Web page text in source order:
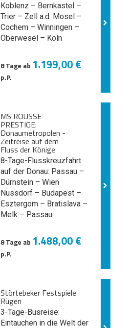
Koblenz – Bernkastel –
Trier – Zell a.d. Mosel –
Cochem – Winningen –
Oberwesel – Köln
8 Tage ab 1.199,00 €
p.P.
MS ROUSSE
PRESTIGE:
Donaumetropolen -
Zeitreise auf dem
Fluss der Könige
8-Tage-Flusskreuzfahrt
auf der Donau: Passau –
Dürnstein – Wien
Nussdorf – Budapest –
Esztergom – Bratislava –
Melk – Passau
8 Tage ab 1.488,00 €
p.P.
Störtebeker Festspiele
Rügen
3-Tage-Busreise:
Eintauchen in die Welt der